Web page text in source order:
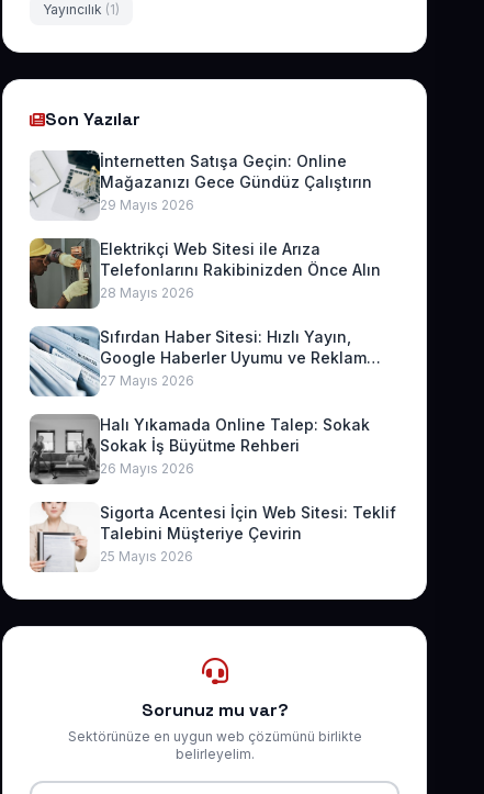
Yayıncılık (1)
Son Yazılar
İnternetten Satışa Geçin: Online
Mağazanızı Gece Gündüz Çalıştırın
29 Mayıs 2026
Elektrikçi Web Sitesi ile Arıza
Telefonlarını Rakibinizden Önce Alın
28 Mayıs 2026
Sıfırdan Haber Sitesi: Hızlı Yayın,
Google Haberler Uyumu ve Reklam
Geliri
27 Mayıs 2026
Halı Yıkamada Online Talep: Sokak
Sokak İş Büyütme Rehberi
26 Mayıs 2026
Sigorta Acentesi İçin Web Sitesi: Teklif
Talebini Müşteriye Çevirin
25 Mayıs 2026
Sorunuz mu var?
Sektörünüze en uygun web çözümünü birlikte
belirleyelim.